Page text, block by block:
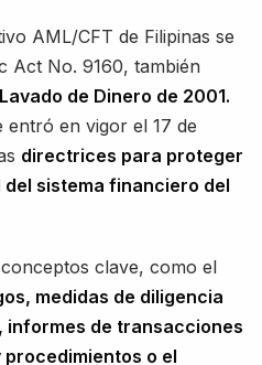
AML/CFT de Filipinas se
Act No. 9160, también
de Dinero de 2001.
entró en vigor el 17 de
directrices para proteger
sistema financiero del
clave, como el
medidas de diligencia
informes de transacciones
o el